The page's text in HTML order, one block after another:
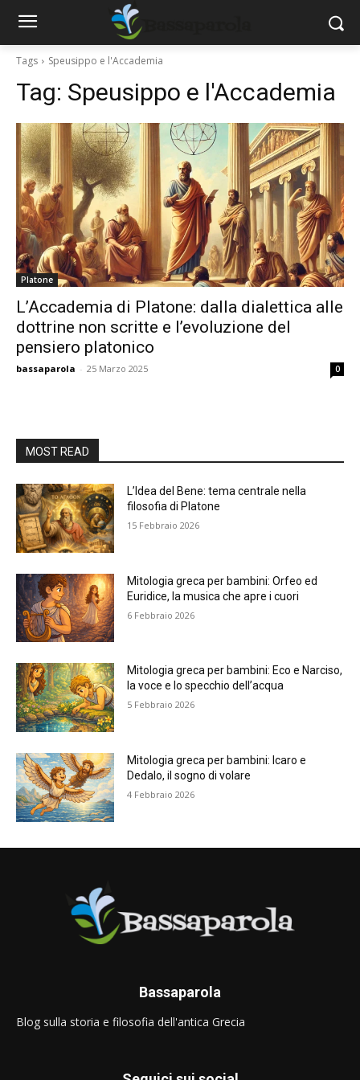
Tags Speusippo e l'Accademia
Tag: Speusippo e l'Accademia
Platone
L’Accademia di Platone: dalla dialettica alle
dottrine non scritte e l’evoluzione del
pensiero platonico
bassaparola - 25 Marzo 2025 0
MOST READ
L’Idea del Bene: tema centrale nella
filosofia di Platone
15 Febbraio 2026
Mitologia greca per bambini: Orfeo ed
Euridice, la musica che apre i cuori
6 Febbraio 2026
Mitologia greca per bambini: Eco e Narciso,
la voce e lo specchio dell’acqua
5 Febbraio 2026
Mitologia greca per bambini: Icaro e
Dedalo, il sogno di volare
4 Febbraio 2026
Bassaparola
Blog sulla storia e filosofia dell'antica Grecia